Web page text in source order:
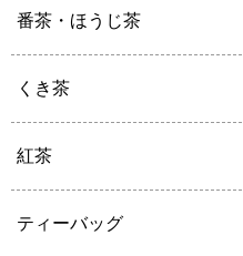
番茶・ほうじ茶
くき茶
紅茶
ティーバッグ